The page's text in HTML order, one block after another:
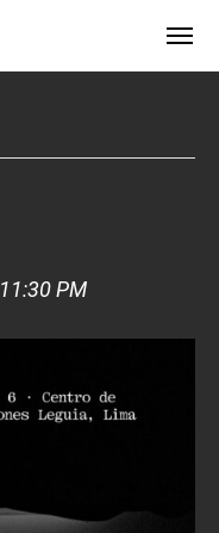
11:30 PM